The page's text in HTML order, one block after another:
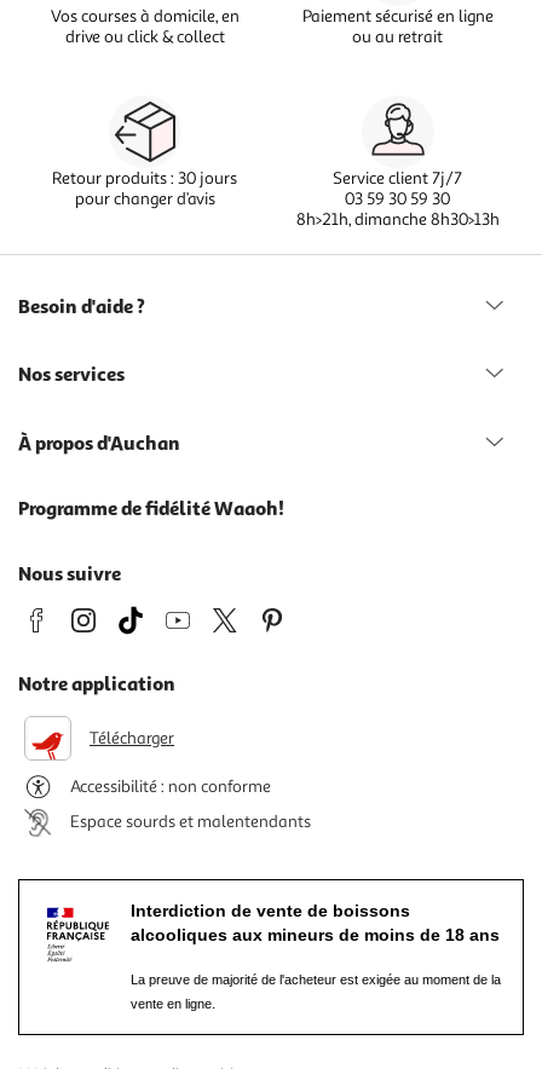
Vos courses à domicile, en
drive ou click & collect
Paiement sécurisé en ligne
ou au retrait
Retour produits : 30 jours
pour changer d’avis
Service client 7j/7
03 59 30 59 30
8h>21h, dimanche 8h30>13h
Besoin d'aide ?
Nos services
À propos d'Auchan
Programme de fidélité Waaoh!
Nous suivre
Notre application
Télécharger
Accessibilité : non conforme
Espace sourds et malentendants
Interdiction de vente de boissons
alcooliques aux mineurs de moins de 18 ans
La preuve de majorité de l'acheteur est exigée au moment de la
vente en ligne.